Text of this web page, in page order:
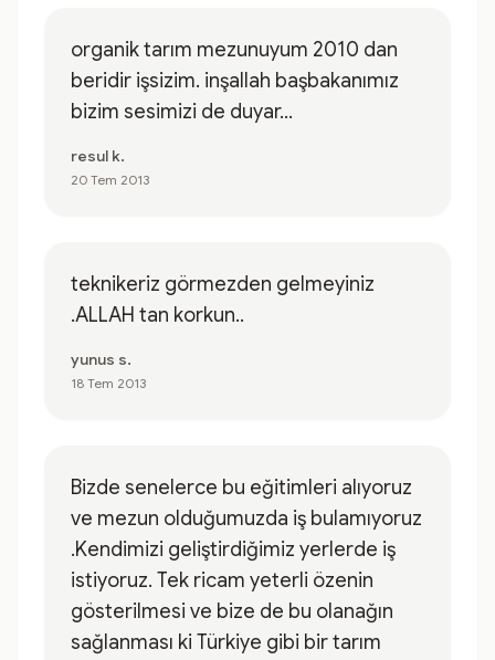
organik tarım mezunuyum 2010 dan
beridir işsizim. inşallah başbakanımız
bizim sesimizi de duyar...
resul k.
20 Tem 2013
teknikeriz görmezden gelmeyiniz
.ALLAH tan korkun..
yunus s.
18 Tem 2013
Bizde senelerce bu eğitimleri alıyoruz
ve mezun olduğumuzda iş bulamıyoruz
.Kendimizi geliştirdiğimiz yerlerde iş
istiyoruz. Tek ricam yeterli özenin
gösterilmesi ve bize de bu olanağın
sağlanması ki Türkiye gibi bir tarım